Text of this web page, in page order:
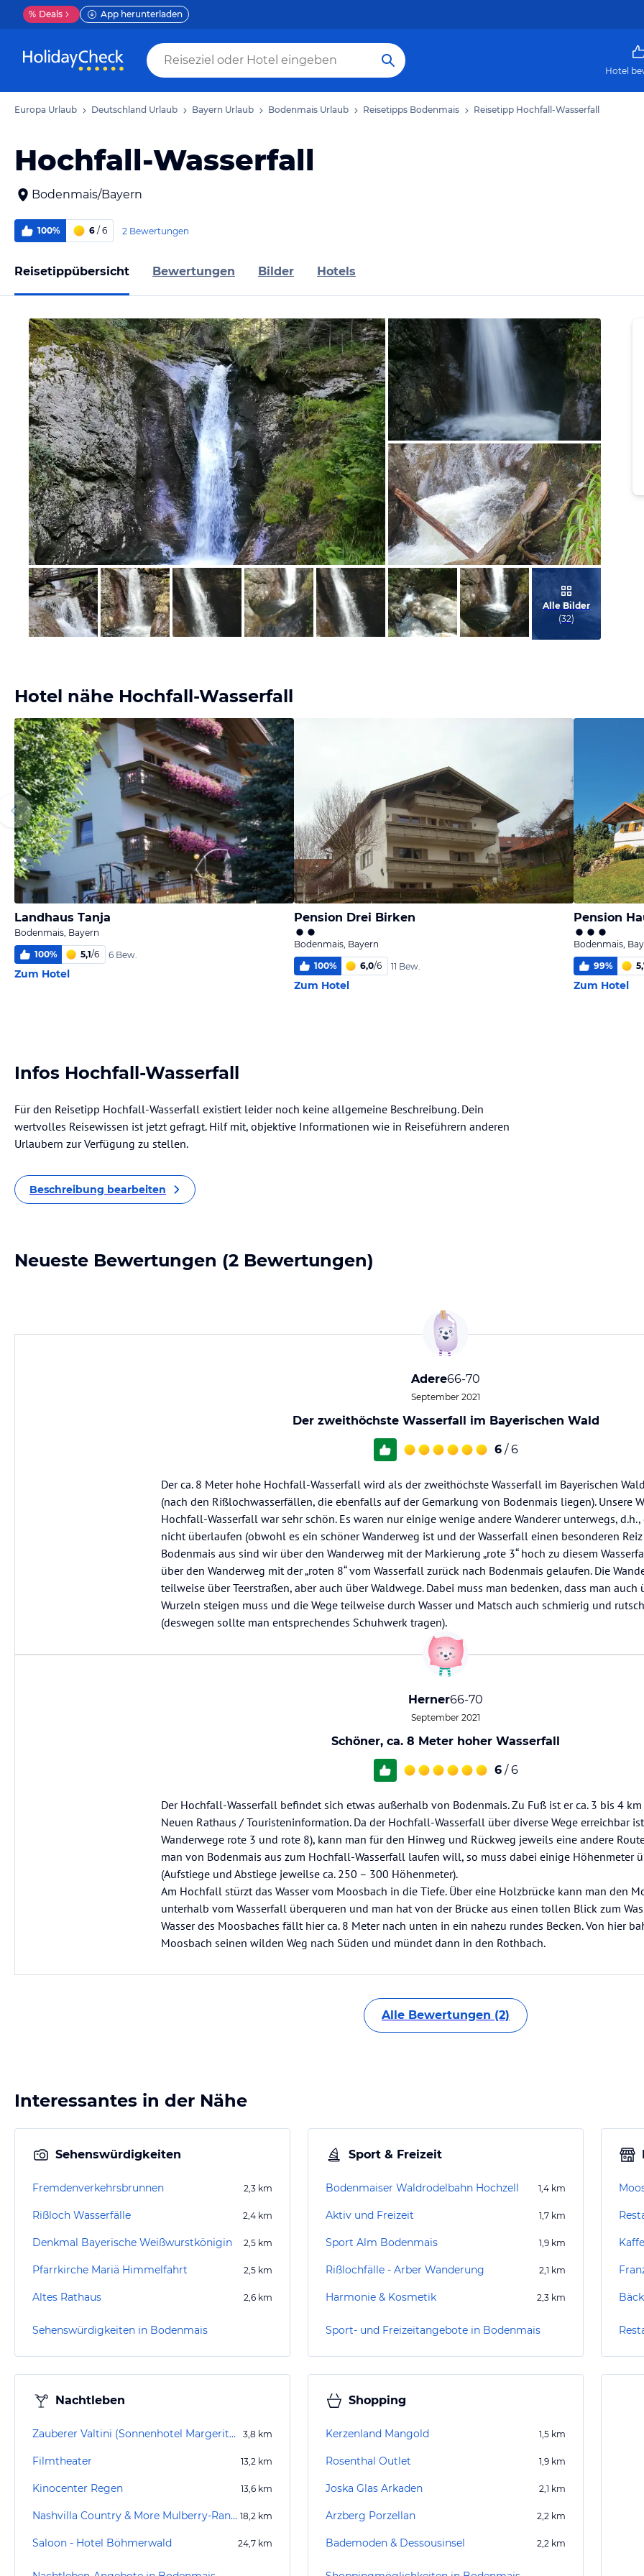
% Deals App herunterladen
Hotel
Europa Urlaub Deutschland Urlaub Bayern Urlaub Bodenmais Urlaub Reisetipps Bodenmais Reisetipp Hochfall-Wasserfall
Hochfall-Wasserfall
Bodenmais/Bayern
100% 6 / 6 2 Bewertungen
Reisetippübersicht Bewertungen Bilder Hotels
Bild melden
von Irene
Bild melden
von Ulrich
Bild melden
von Ulrich
Alle Bilder
(32)
Hotel nähe Hochfall-Wasserfall
Landhaus Tanja
Bodenmais, Bayern
100% 5,1/6 6 Bew.
Zum Hotel
Pension Drei Birken
Bodenmais, Bayern
100% 6,0/6 11 Bew.
Zum Hotel
Pension
Bodenmais,
99%
Zum Hotel
Infos Hochfall-Wasserfall
Für den Reisetipp Hochfall-Wasserfall existiert leider noch keine allgemeine Beschreibung. Dein
wertvolles Reisewissen ist jetzt gefragt. Hilf mit, objektive Informationen wie in Reiseführern anderen
Urlaubern zur Verfügung zu stellen.
Beschreibung bearbeiten
Neueste Bewertungen (2 Bewertungen)
Adere66-70
September 2021
Der zweithöchste Wasserfall im Bayerischen Wald
6 / 6
Der ca. 8 Meter hohe Hochfall-Wasserfall wird als der zweithöchste Wasserfall im Bayerischen
(nach den Rißlochwasserfällen, die ebenfalls auf der Gemarkung von Bodenmais liegen). Unsere
Hochfall-Wasserfall war sehr schön. Es waren nur einige wenige andere Wanderer unterwegs, d.h.,
nicht überlaufen (obwohl es ein schöner Wanderweg ist und der Wasserfall einen besonderen Reiz
Bodenmais aus sind wir über den Wanderweg mit der Markierung „rote 3“ hoch zu diesem
über den Wanderweg mit der „roten 8“ vom Wasserfall zurück nach Bodenmais gelaufen. Die
teilweise über Teerstraßen, aber auch über Waldwege. Dabei muss man bedenken, dass man auch
Wurzeln steigen muss und die Wege teilweise durch Wasser und Matsch auch schmierig und
(deswegen sollte man entsprechendes Schuhwerk tragen).
Herner66-70
September 2021
Schöner, ca. 8 Meter hoher Wasserfall
6 / 6
Der Hochfall-Wasserfall befindet sich etwas außerhalb von Bodenmais. Zu Fuß ist er ca. 3 bis 4
Neuen Rathaus / Touristeninformation. Da der Hochfall-Wasserfall über diverse Wege erreichbar
Wanderwege rote 3 und rote 8), kann man für den Hinweg und Rückweg jeweils eine andere
man von Bodenmais aus zum Hochfall-Wasserfall laufen will, so muss dabei einige Höhenmeter
(Aufstiege und Abstiege jeweilse ca. 250 – 300 Höhenmeter).
Am Hochfall stürzt das Wasser vom Moosbach in die Tiefe. Über eine Holzbrücke kann man den
unterhalb vom Wasserfall überqueren und man hat von der Brücke aus einen tollen Blick zum
Wasser des Moosbaches fällt hier ca. 8 Meter nach unten in ein nahezu rundes Becken. Von hier
Moosbach seinen wilden Weg nach Süden und mündet dann in den Rothbach.
Alle Bewertungen (2)
Interessantes in der Nähe
Sehenswürdigkeiten
Fremdenverkehrsbrunnen 2,3 km
Rißloch Wasserfälle 2,4 km
Denkmal Bayerische Weißwurstkönigin 2,5 km
Pfarrkirche Mariä Himmelfahrt 2,5 km
Altes Rathaus 2,6 km
Sehenswürdigkeiten in Bodenmais
Sport & Freizeit
Bodenmaiser Waldrodelbahn Hochzell 1,4 km
Aktiv und Freizeit 1,7 km
Sport Alm Bodenmais 1,9 km
Rißlochfälle - Arber Wanderung 2,1 km
Harmonie & Kosmetik 2,3 km
Sport- und Freizeitangebote in Bodenmais
Nachtleben
Zauberer Valtini (Sonnenhotel Margeritenhof) 3,8 km
Filmtheater 13,2 km
Kinocenter Regen 13,6 km
Nashvilla Country & More Mulberry-Ranch 18,2 km
Saloon - Hotel Böhmerwald 24,7 km
Shopping
Kerzenland Mangold 1,5 km
Rosenthal Outlet 1,9 km
Joska Glas Arkaden 2,1 km
Arzberg Porzellan 2,2 km
Bademoden & Dessousinsel 2,2 km